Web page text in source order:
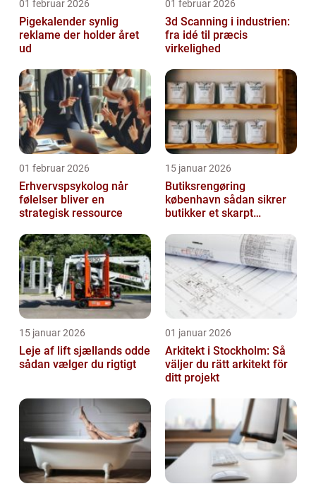
01 februar 2026
Pigekalender synlig
reklame der holder året
ud
01 februar 2026
3d Scanning i industrien:
fra idé til præcis
virkelighed
01 februar 2026
Erhvervspsykolog når
følelser bliver en
strategisk ressource
15 januar 2026
Butiksrengøring
københavn sådan sikrer
butikker et skarpt
15 januar 2026
Leje af lift sjællands odde
sådan vælger du rigtigt
01 januar 2026
Arkitekt i Stockholm: Så
väljer du rätt arkitekt för
ditt projekt